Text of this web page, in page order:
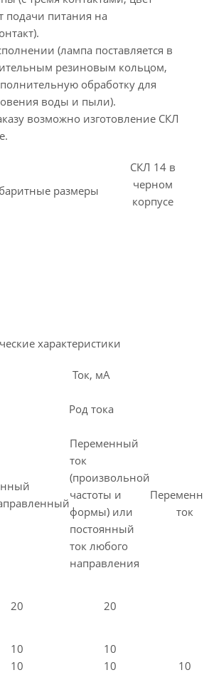
подачи питания на
(лампа поставляется в
резиновым кольцом,
обработку для
воды и пыли).
возможно изготовление СКЛ
размеры
СКЛ 14 в
черном
корпусе
характеристики
Ток, мА
Род тока
Переменный
ток
(произвольной
частоты и
формы) или
постоянный
ток любого
направления
ток
20 20
10
10
10 10
10